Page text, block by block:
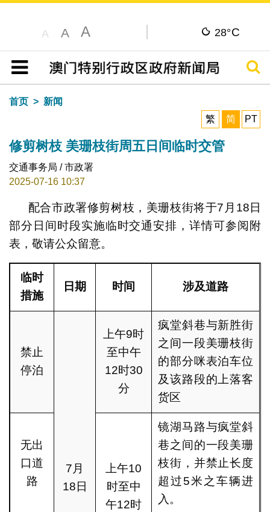
A A A 28°C
目录
搜寻
首页
新闻
繁
简 PT
修剪树枝 美珊枝街周五日间临时交管
交通事务局 / 市政署
2025-07-16 10:37
配合市政署修剪树枝，美珊枝街将于7月18日
部分日间时段实施临时交通安排，详情可参阅附
表，敬请公众留意。
临时
措施
日期 时间 涉及道路
禁止
停泊
7月
18日
上午9时
至中午
12时30
分
疯堂斜巷与新胜街
之间一段美珊枝街
的部分咪表泊车位
及该路段的上落客
货区
无出
口道
路
上午10
时至中
午12时
镜湖马路与疯堂斜
巷之间的一段美珊
枝街，并禁止长度
超过5米之车辆进
入。